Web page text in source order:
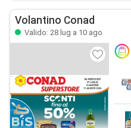
Volantino Conad
Valido: 28 lug a 10 ago